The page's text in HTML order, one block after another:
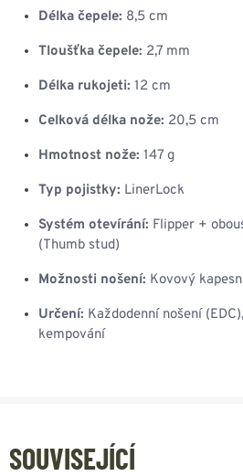
Délka čepele: 8,5 cm
Tloušťka čepele: 2,7 mm
Délka rukojeti: 12 cm
Celková délka nože: 20,5 cm
Hmotnost nože: 147 g
Typ pojistky: LinerLock
Systém otevírání: Flipper +
(Thumb stud)
Možnosti nošení: Kovový
Určení: Každodenní nošení
kempování
SOUVISEJÍCÍ